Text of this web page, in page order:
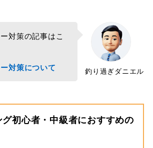
釣り過ぎダニエル
対策の記事はこ
対策について
初心者・中級者におすすめの